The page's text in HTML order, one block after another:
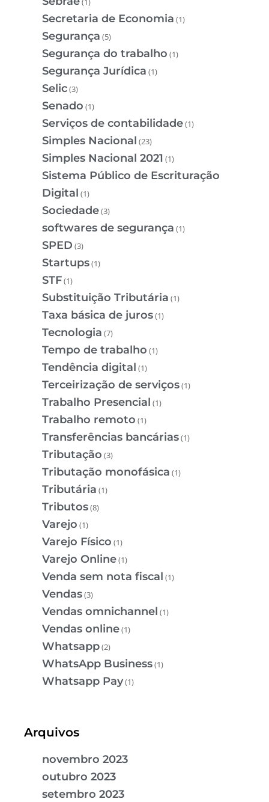
Secretaria de Economia (1)
Segurança (5)
Segurança do trabalho (1)
Segurança Jurídica (1)
Selic(3)
Senado (1)
Serviços de contabilidade(1)
Simples Nacional (23)
Simples Nacional 2021 (1)
Sistema Público de Escrituração
Digital (1)
Sociedade(3)
softwares de segurança (1)
SPED (3)
Startups(1)
STF(1)
Substituição Tributária (1)
Taxa básica de juros(1)
Tecnologia (7)
Tempo de trabalho (1)
Tendência digital (1)
Terceirização de serviços(1)
Trabalho Presencial (1)
Trabalho remoto (1)
Transferências bancárias(1)
Tributação (3)
Tributação monofásica (1)
Tributária (1)
Tributos(8)
Varejo (1)
Varejo Físico (1)
Varejo Online(1)
Venda sem nota fiscal (1)
Vendas(3)
Vendas omnichannel (1)
Vendas online(1)
Whatsapp(2)
WhatsApp Business(1)
Whatsapp Pay(1)
Arquivos
novembro 2023
outubro 2023
setembro 2023